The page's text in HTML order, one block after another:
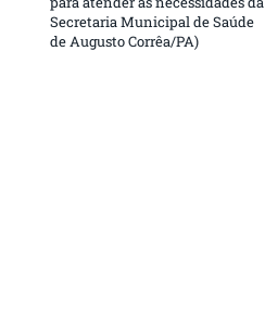
Secretaria Municipal de Saúde
de Augusto Corrêa/PA)